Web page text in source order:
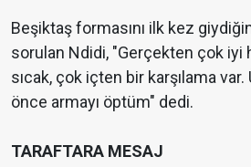
Beşiktaş formasını ilk kez
sorulan Ndidi, "Gerçekten çok iyi
sıcak, çok içten bir karşılama
önce armayı öptüm" dedi.
TARAFTARA MESAJ